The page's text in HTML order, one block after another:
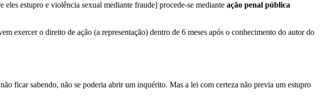
estupro e violência sexual mediante fraude] procede-se mediante ação penal pública
exercer o direito de ação (a representação) dentro de 6 meses após o conhecimento do autor do
ficar sabendo, não se poderia abrir um inquérito. Mas a lei com certeza não previa um estupro